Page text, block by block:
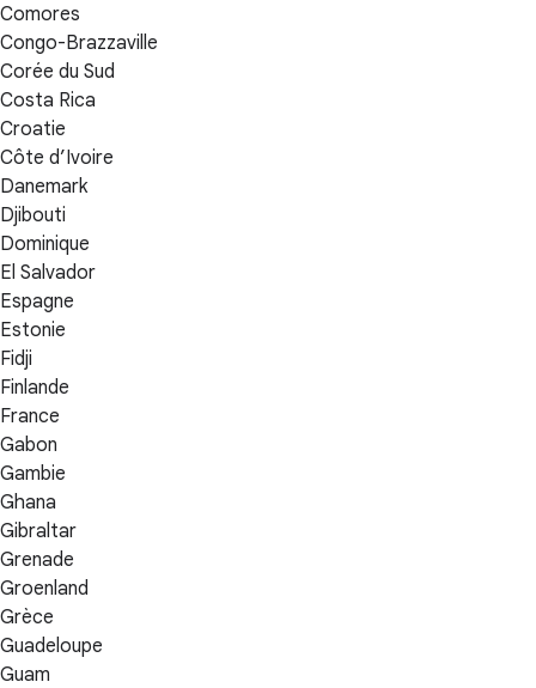
Comores
Congo-Brazzaville
Corée du Sud
Costa Rica
Croatie
Côte d’Ivoire
Danemark
Djibouti
Dominique
El Salvador
Espagne
Estonie
Fidji
Finlande
France
Gabon
Gambie
Ghana
Gibraltar
Grenade
Groenland
Grèce
Guadeloupe
Guam